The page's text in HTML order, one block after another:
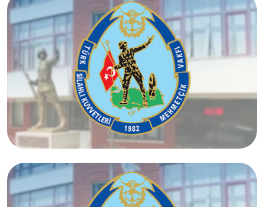
İstanbul Avrupa Yakası Temsilciliği